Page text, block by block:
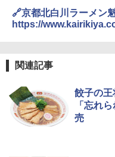
し
4
カ
ー
ら
C-
￥
ー
能
ッ
🔗京都北白川ラーメン
https://
関連記事
餃子の王
「忘れ
売